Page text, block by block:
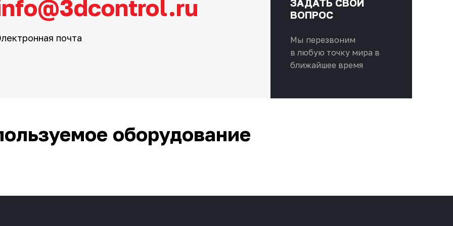
почта
ЗАДАТЬ СВОЙ
ВОПРОС
Мы перезвоним
в любую точку мира в
ближайшее время
оборудование